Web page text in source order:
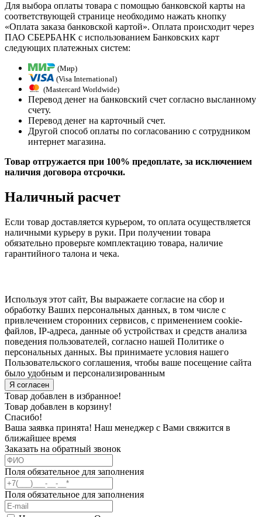
Для выбора оплаты товара с помощью банковской карты на
соответствующей странице необходимо нажать кнопку
«Оплата заказа банковской картой». Оплата происходит через
ПАО СБЕРБАНК с использованием Банковских карт
следующих платежных систем:
(Мир)
(Visa International)
(Mastercard Worldwide)
Перевод денег на банковский счет согласно высланному
счету.
Перевод денег на карточный счет.
Другой способ оплаты по согласованию с сотрудником
интернет магазина.
Товар отгружается при 100% предоплате, за исключением
наличия договора отсрочки.
Наличный расчет
Если товар доставляется курьером, то оплата осуществляется
наличными курьеру в руки. При получении товара
обязательно проверьте комплектацию товара, наличие
гарантийного талона и чека.
Используя этот сайт, Вы выражаете согласие на сбор и
обработку Ваших персональных данных, в том числе с
привлечением сторонних сервисов, с применением cookie-
файлов, IP-адреса, данные об устройствах и средств анализа
поведения пользователей, согласно нашей Политике о
персональных данных. Вы принимаете условия нашего
Пользовательского соглашения, чтобы ваше посещение сайта
было удобным и персонализированным
Я согласен
Товар добавлен в избранное!
Товар добавлен в корзину!
Спасибо!
Ваша заявка принята! Наш менеджер с Вами свяжится в
ближайшее время
Заказать на обратный звонок
Поля обязательное для заполнения
Поля обязательное для заполнения